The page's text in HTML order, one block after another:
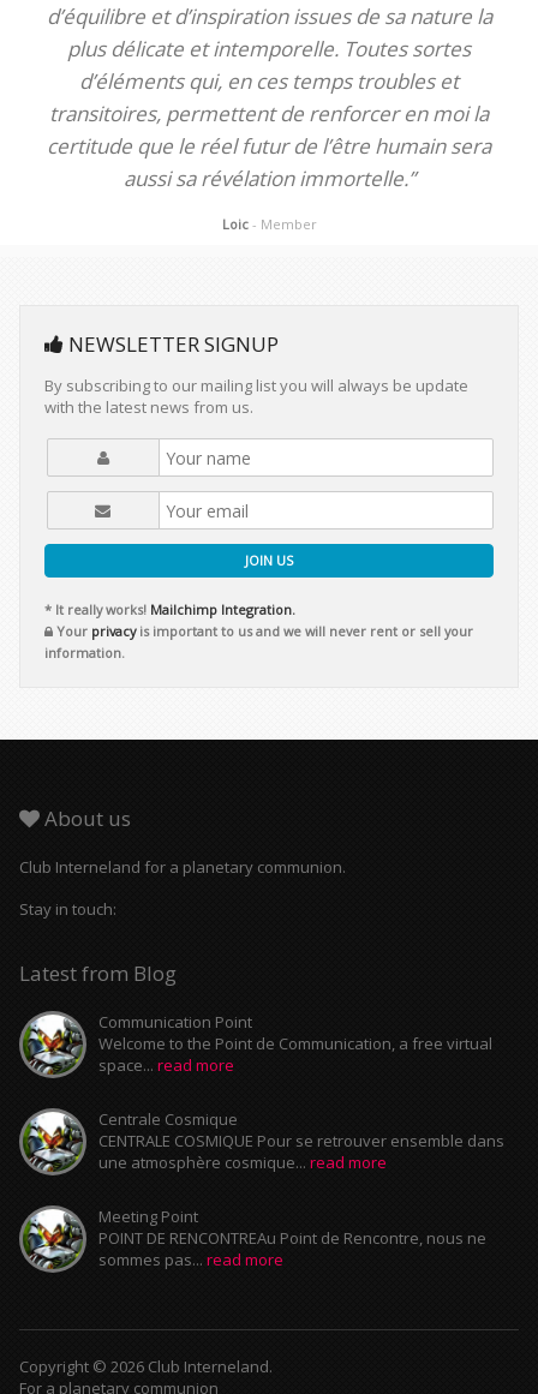
d’équilibre et d’inspiration issues de sa nature la
plus délicate et intemporelle. Toutes sortes
d’éléments qui, en ces temps troubles et
transitoires, permettent de renforcer en moi la
certitude que le réel futur de l’être humain sera
aussi sa révélation immortelle.”
Loic - Member
NEWSLETTER SIGNUP
By subscribing to our mailing list you will always be update
with the latest news from us.
JOIN US
* It really works! Mailchimp Integration.
Your privacyis important to us and we will never rent or sell your
information.
About us
Club Interneland for a planetary communion.
Stay in touch:
Latest from Blog
Communication Point
Welcome to the Point de Communication, a free virtual
space... read more
Centrale Cosmique
CENTRALE COSMIQUE Pour se retrouver ensemble dans
une atmosphère cosmique... read more
Meeting Point
POINT DE RENCONTREAu Point de Rencontre, nous ne
sommes pas... read more
Copyright © 2026 Club Interneland.
For a planetary communion